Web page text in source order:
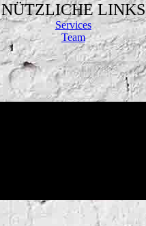
NÜTZLICHE LINKS
Services
Team